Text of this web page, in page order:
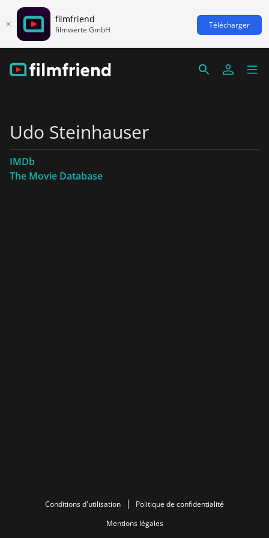
filmfriend
filmwerte GmbH Télécharger
Udo Steinhauser
IMDb
The Movie Database
Conditions d'utilisation
Politique de confidentialité
Mentions légales